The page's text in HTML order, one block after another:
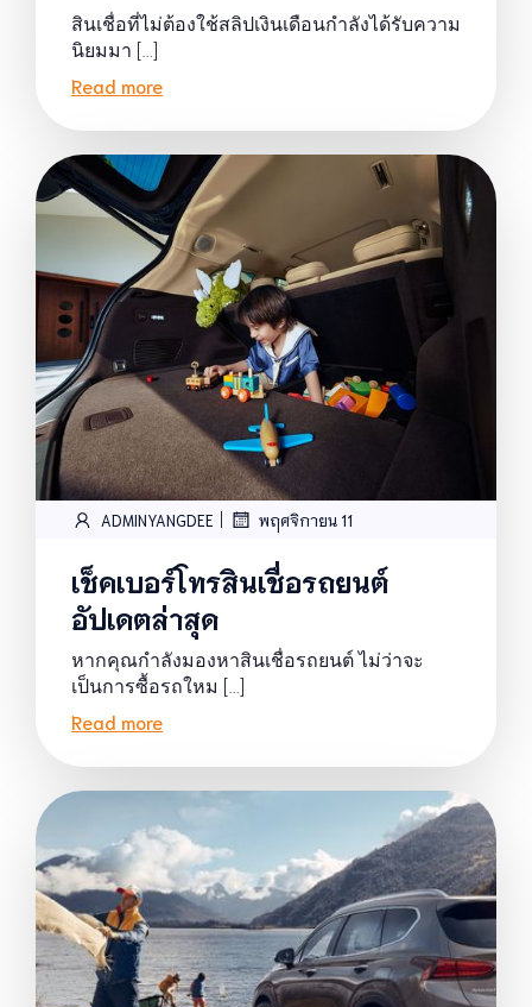
สินเชื่อที่ไม่ต้องใช้สลิปเงินเดือนกำลังได้รับความ
นิยมมา […]
Read more
ADMINYANGDEE | พฤศจิกายน 11
เช็คเบอร์โทรสินเชื่อรถยนต์
อัปเดตล่าสุด
หากคุณกำลังมองหาสินเชื่อรถยนต์ ไม่ว่าจะ
เป็นการซื้อรถใหม […]
Read more